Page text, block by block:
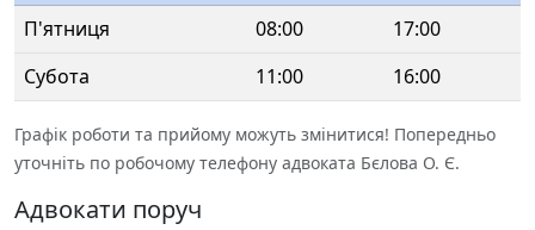
П'ятниця
08:00
17:00
Субота
11:00 16:00
Графік роботи та прийому можуть змінитися! Попередньо
уточніть по робочому телефону адвоката Бєлова О. Є.
Адвокати поруч